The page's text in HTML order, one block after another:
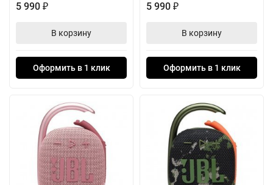
5 990 ₽
В корзину
Оформить в 1 клик
5 990 ₽
В корзину
Оформить в 1 клик